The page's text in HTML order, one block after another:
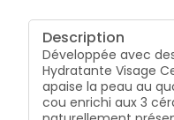
Description
Développée avec
Hydratante Visage
apaise la peau au
cou enrichi aux 3